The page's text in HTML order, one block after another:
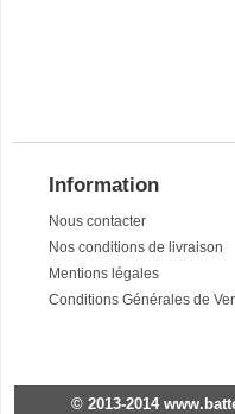
Information
Nous contacter
Nos conditions de livraison
Mentions légales
Conditions Générales de
© 2013-2014